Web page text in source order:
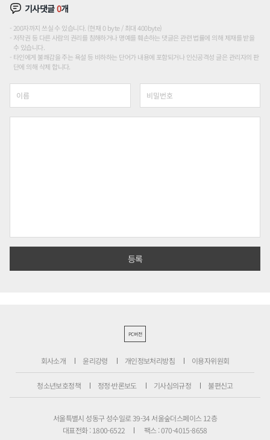
기사댓글0개
200자까지 쓰실 수 있습니다. (현재 0 byte / 최대 400byte)
저작권 등 다른 사람의 권리를 침해하거나 명예를 훼손하는 댓글은 관련 법률에 의해 제재를 받을
수 있습니다.
타인에게 불쾌감을 주는 욕설 등 비하하는 단어가 내용에 포함되거나 인신공격성 글은 관리자의 판
단에 의해 삭제 합니다.
PC버전
회사소개 윤리강령 개인정보처리방침 이용자위원회
청소년보호정책 정정·반론보도 기사심의규정 불편신고
서울특별시 성동구 성수일로 39-34 서울숲더스페이스 12층
대표전화 : 1800-6522
팩스 : 070-4015-8658